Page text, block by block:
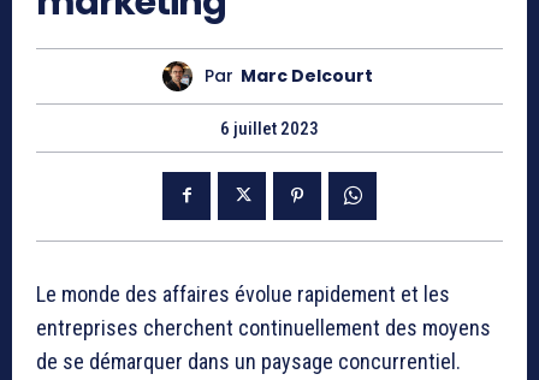
Par Marc Delcourt
6 juillet 2023
Le monde des affaires évolue rapidement et les
entreprises cherchent continuellement des moyens
de se démarquer dans un paysage concurrentiel.